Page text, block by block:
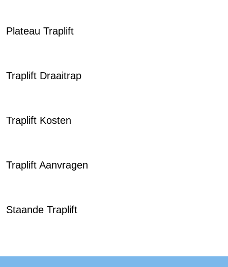
Plateau Traplift
Traplift Draaitrap
Traplift Kosten
Traplift Aanvragen
Staande Traplift